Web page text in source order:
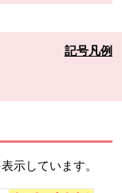
記号凡例
示しています。